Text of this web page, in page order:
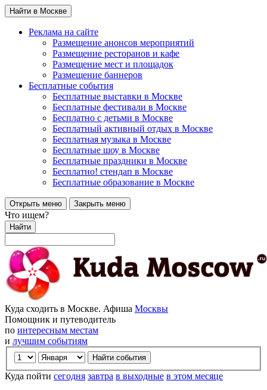
Найти в Москве
Реклама на сайте
Размещение анонсов мероприятий
Размещение ресторанов и кафе
Размещение мест и площадок
Размещение баннеров
Бесплатные события
Бесплатные выставки в Москве
Бесплатные фестивали в Москве
Бесплатно с детьми в Москве
Бесплатный активный отдых в Москве
Бесплатная музыка в Москве
Бесплатные шоу в Москве
Бесплатные праздники в Москве
Бесплатно! стендап в Москве
Бесплатные образование в Москве
Открыть меню Закрыть меню
Что ищем?
Найти
Куда сходить в Москве. Афиша Москвы
Помощник и путеводитель
по интересным местам
и лучшим событиям
Куда пойти сегодня завтра в выходные в этом месяце